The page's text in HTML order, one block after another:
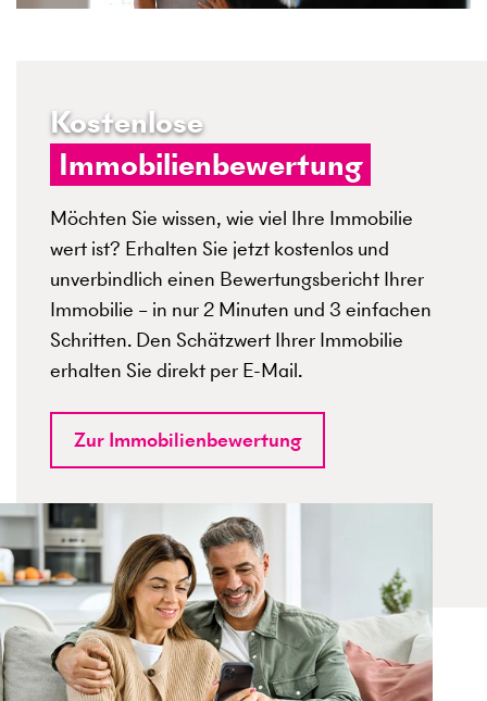
Kostenlose
Immobilienbewertung
Möchten Sie wissen, wie viel Ihre Immobilie
wert ist? Erhalten Sie jetzt kostenlos und
unverbindlich einen Bewertungsbericht Ihrer
Immobilie – in nur 2 Minuten und 3 einfachen
Schritten. Den Schätzwert Ihrer Immobilie
erhalten Sie direkt per E-Mail.
Zur Immobilienbewertung